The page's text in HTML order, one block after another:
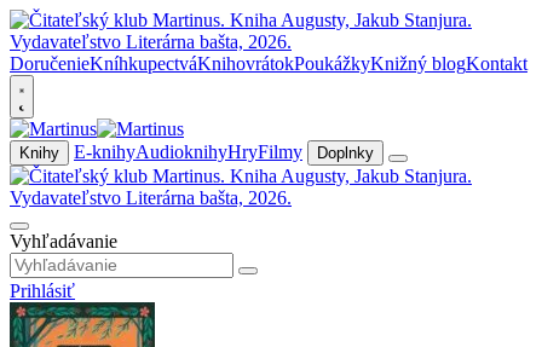
DoručenieKníhkupectváKnihovrátokPoukážkyKnižný blogKontakt
Knihy E-knihyAudioknihyHryFilmy Doplnky
Vyhľadávanie
Prihlásiť